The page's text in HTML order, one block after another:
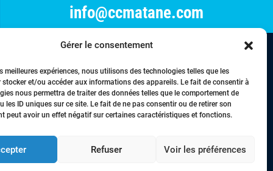
Gérer le consentement
meilleures expériences, nous utilisons des technologies telles que les
stocker et/ou accéder aux informations des appareils. Le fait de consentir à
nous permettra de traiter des données telles que le comportement de
les ID uniques sur ce site. Le fait de ne pas consentir ou de retirer son
peut avoir un effet négatif sur certaines caractéristiques et fonctions.
Refuser Voir les préférences
info@ccmatane.com
Événements Membres Nous joindre